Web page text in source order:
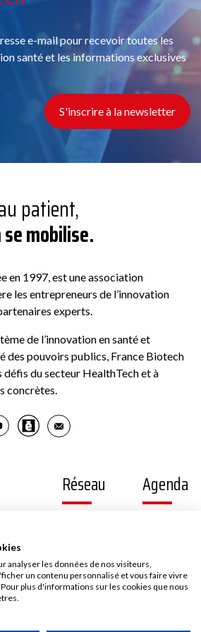
e-mail pour recevoir toutes les
santé et les informations exclusives
S'inscrire à la newsletter
patient,
mobilise.
en 1997, est une association
les entrepreneurs de l’innovation
experts.
de l’innovation en santé et
des pouvoirs publics, France Biotech
du secteur HealthTech et à
concrètes.
Biotech
Réseau Agenda
analyser les données de nos visiteurs,
un contenu personnalisé et vous faire vivre
plus d'informations sur les cookies que nous